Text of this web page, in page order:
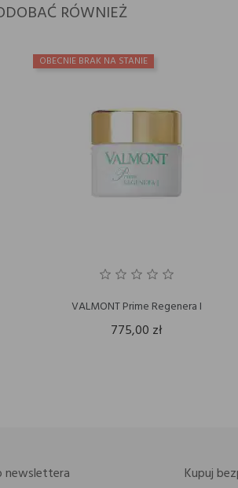
RÓWNIEŻ
OBECNIE BRAK NA STANIE
VALMONT Prime Regenera I
775,00 zł
newslettera Kupuj